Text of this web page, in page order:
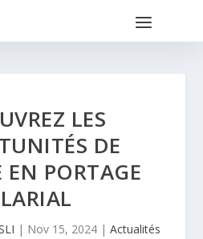
LES
DE
EN PORTAGE
| Nov 15, 2024| Actualités